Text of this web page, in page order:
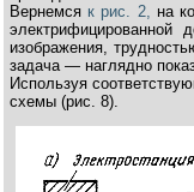
Вернемся к рис. 2, на
электрифицированной
изображения,
задача — наглядно
Используя
схемы (рис. 8).